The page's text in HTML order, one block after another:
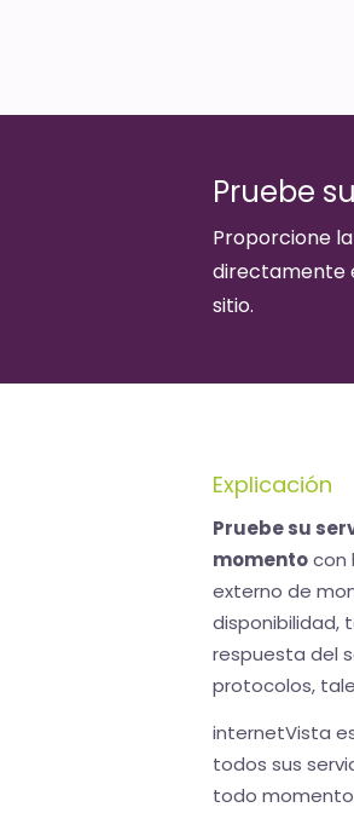
Pruebe
Proporcione
directamente
sitio.
Explicación
Pruebe su
momentocon
externo de
disponibilidad,
respuesta del
protocolos, tales
internetVista
todos sus
todo